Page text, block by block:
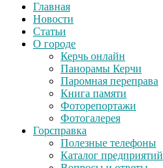
Главная
Новости
Статьи
О городе
Керчь онлайн
Панорамы Керчи
Паромная переправа
Книга памяти
Фоторепортажи
Фотогалерея
Горсправка
Полезные телефоны
Каталог предприятий